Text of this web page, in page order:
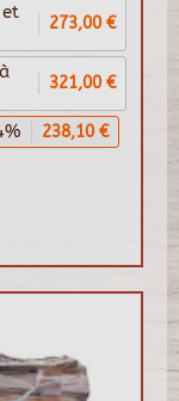
273,00 €
321,00 €
238,10 €